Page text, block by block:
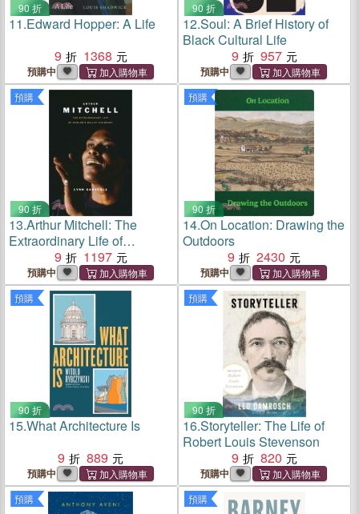
90 折
11.Edward Hopper: A Life
9
1368
預購中
90 折
12.Soul: A Brief History of
Black Cultural Life
9
957
預購中
預購
90 折
13.Arthur Mitchell: The
Extraordinary Life of
Harlem's Ballet Visionary
9 1197
預購中
預購
90 折
14.On Location: Drawing the
Outdoors
9
2430
預購中
預購
90 折
15.What Architecture Is
9
889
預購中
預購
90 折
16.Storyteller: The Life of
Robert Louis Stevenson
9
820
預購中
預購 預購